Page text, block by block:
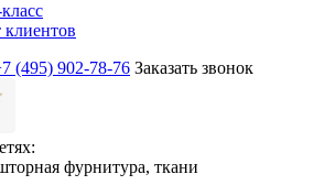
(495) 902-78-76 Заказать звонок
фурнитура, ткани